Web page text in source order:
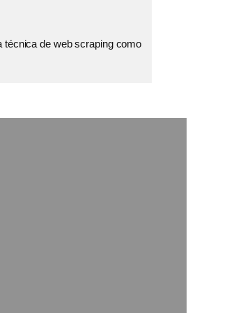
técnica de web scraping como